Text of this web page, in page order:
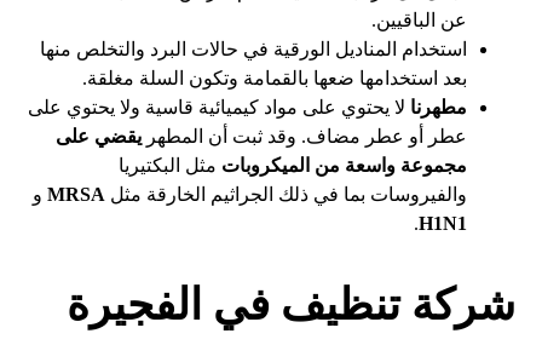
عن الباقيين.
استخدام المناديل الورقية في حالات البرد والتخلص منها
بعد استخدامها ضعها بالقمامة وتكون السلة مغلقة.
مطهرنا لا يحتوي على مواد كيميائية قاسية ولا يحتوي على
عطر أو عطر مضاف. وقد ثبت أن المطهريقضي على
مجموعة واسعة من الميكروبات مثل البكتيريا
والفيروسات بما في ذلك الجراثيم الخارقة مثل MRSA و
H1N1
.
شركة تنظيف في الفجيرة